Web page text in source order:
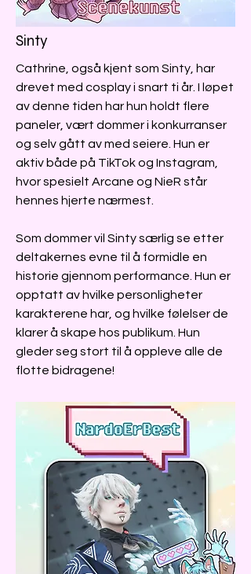
Sinty
Cathrine, også kjent som Sinty, har
drevet med cosplay i snart ti år. I løpet
av denne tiden har hun holdt flere
paneler, vært dommer i konkurranser
og selv gått av med seiere. Hun er
aktiv både på TikTok og Instagram,
hvor spesielt Arcane og NieR står
hennes hjerte nærmest.
Som dommer vil Sinty særlig se etter
deltakernes evne til å formidle en
historie gjennom performance. Hun er
opptatt av hvilke personligheter
karakterene har, og hvilke følelser de
klarer å skape hos publikum. Hun
gleder seg stort til å oppleve alle de
flotte bidragene!